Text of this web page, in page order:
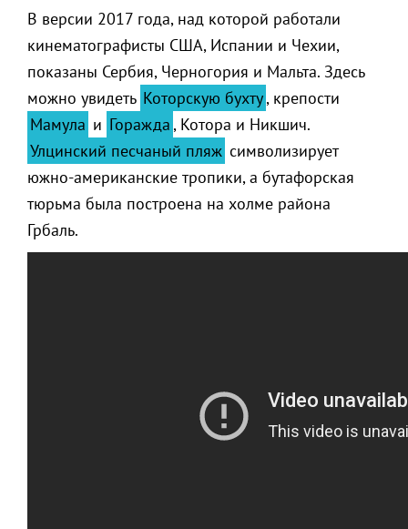
В версии 2017 года, над которой работали
кинематографисты США, Испании и Чехии,
показаны Сербия, Черногория и Мальта. Здесь
можно увидеть Которскую бухту, крепости
Мамула и Горажда , Котора и Никшич.
Улцинский песчаный пляж символизирует
южно-американские тропики, а бутафорская
тюрьма была построена на холме района
Грбаль.